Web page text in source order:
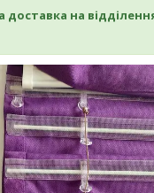
доставка на